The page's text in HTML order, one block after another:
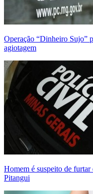
Operação “Dinheiro Sujo”
agiotagem
Homem é suspeito de furtar
Pitangui